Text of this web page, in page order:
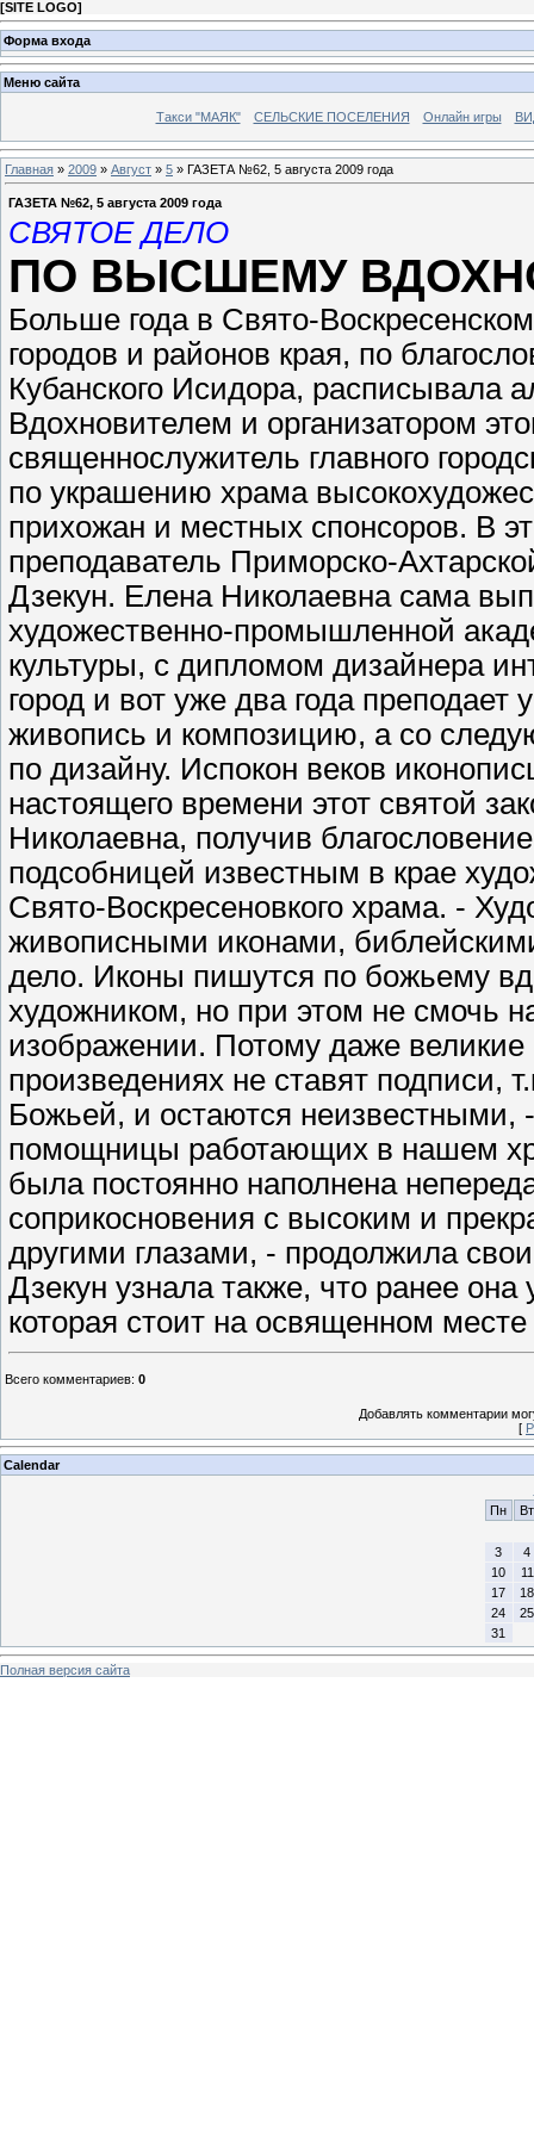
[SITE LOGO]
Форма входа
Меню сайта
Такси "МАЯК" СЕЛЬСКИЕ ПОСЕЛЕНИЯ Онлайн игры
Главная » 2009 » Август » 5 » ГАЗЕТА №62, 5 августа 2009 года
ГАЗЕТА №62, 5 августа 2009 года
СВЯТОЕ ДЕЛО
ПО ВЫСШЕМУ
Больше года в Свято-
городов и районов края, по
Кубанского Исидора, расписывала
Вдохновителем и организатором
священнослужитель главного
по украшению храма
прихожан и местных спонсоров. В
преподаватель Приморско-
Дзекун. Елена Николаевна сама
художественно-промышленной
культуры, с дипломом дизайнера
город и вот уже два года
живопись и композицию, а со
по дизайну. Испокон веков
настоящего времени этот святой
Николаевна, получив
подсобницей известным в крае
Свято-Воскресеновкого храма. -
живописными иконами,
дело. Иконы пишутся по божьему
художником, но при этом не смочь
изображении. Потому даже
произведениях не ставят подписи,
Божьей, и остаются
помощницы работающих в нашем
была постоянно наполнена
соприкосновения с высоким и
другими глазами, - продолжила
Дзекун узнала также, что ранее
которая стоит на освященном
Всего комментариев: 0
Добавлять комментарии
[
Calendar
Пн
Вт
3
4
10
11
17
18
24
25
31
Полная версия сайта